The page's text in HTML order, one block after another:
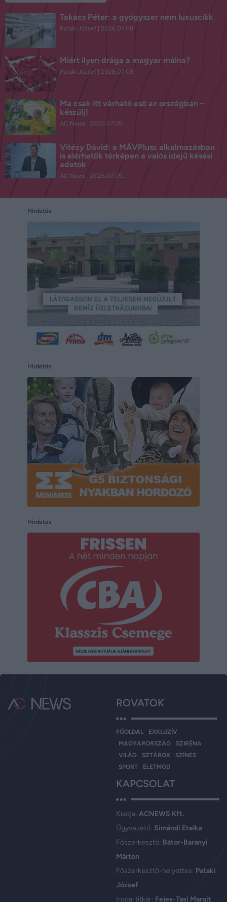
Takács Péter: a gyógyszer nem luxuscikk
Pataki József 2026.07.08.
Miért ilyen drága a magyar málna?
Pataki József 2026.07.08.
Ma csak itt várható eső az országban –
készülj!
AC News 2026.07.09.
Vitézy Dávid: a MÁVPlusz alkalmazásban
is elérhetők térképen a valós idejű késési
adatok
AC News 2026.07.09.
Hirdetés
Hirdetés
Hirdetés
ROVATOK
FŐOLDAL
EXKLUZÍV
MAGYARORSZÁG
SZIRÉNA
VILÁG
SZTÁROK
SZÍNES
SPORT
ÉLETMÓD
KAPCSOLAT
Kiadja: ACNEWS Kft.
Ügyvezető: Simándi Etelka
Főszerkesztő: Bátor-Baranyi
Márton
Főszerkesztő-helyettes: Pataki
József
Irodai titkár: Fejes-Tasi Margit